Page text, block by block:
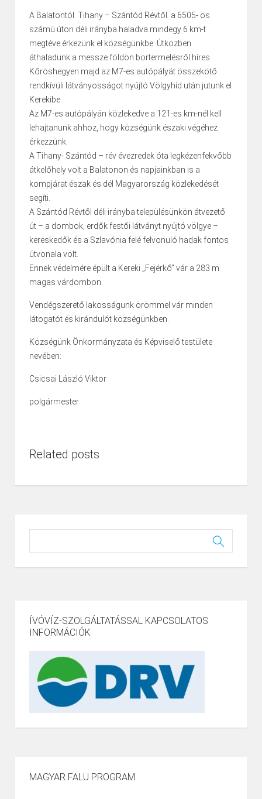
A Balatontól Tihany – Szántód Révtől a 6505- ös
számú úton déli irányba haladva mindegy 6 km-t
megtéve érkezünk el községünkbe. Útközben
áthaladunk a messze földön bortermelésről híres
Kőröshegyen majd az M7-es autópályát összekötő
rendkívüli látványosságot nyújtó Völgyhíd után jutunk el
Kerekibe.
Az M7-es autópályán közlekedve a 121-es km-nél kell
lehajtanunk ahhoz, hogy községünk északi végéhez
érkezzünk.
A Tihany- Szántód – rév évezredek óta legkézenfekvőbb
átkelőhely volt a Balatonon és napjainkban is a
kompjárat észak és dél Magyarország közlekedését
segíti.
A Szántód Révtől déli irányba településünkön átvezető
út – a dombok, erdők festői látványt nyújtó völgye –
kereskedők és a Szlavónia felé felvonuló hadak fontos
útvonala volt.
Ennek védelmére épült a Kereki „Fejérkő” vár a 283 m
magas várdombon.
Vendégszerető lakosságunk örömmel vár minden
látogatót és kirándulót községünkben.
Községünk Önkormányzata és Képviselő testülete
nevében:
Csicsai László Viktor
polgármester
Related posts
ÍVÓVÍZ-SZOLGÁLTATÁSSAL KAPCSOLATOS
INFORMÁCIÓK
MAGYAR FALU PROGRAM